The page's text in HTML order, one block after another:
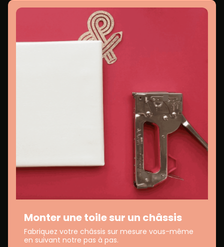
Monter une toile sur un châssis
Fabriquez votre châssis sur mesure vous-même
en suivant notre pas à pas.